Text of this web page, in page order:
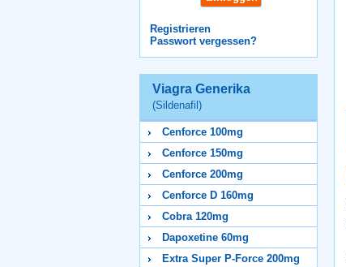
Registrieren
Passwort vergessen?
Viagra Generika
(Sildenafil)
Cenforce 100mg
Cenforce 150mg
Cenforce 200mg
Cenforce D 160mg
Cobra 120mg
Dapoxetine 60mg
Extra Super P-Force 200mg